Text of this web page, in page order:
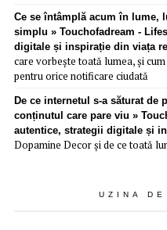
Ce se întâmplă acum în lume,
simplu » Touchofadream -
digitale și inspirație din viața
care vorbește toată lumea, și
pentru orice notificare ciudată
De ce internetul s-a săturat de
conținutul care pare viu »
autentice, strategii digitale și
Dopamine Decor și de ce toată
UZINA